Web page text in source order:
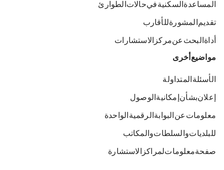
المساعدة السكنية في حالات الطوارئ
تقديم المشورة للأقارب
أداة البحث عن مركز الاستشارات
مواضيع أخرى
الأسئلة المتداولة
إعلان بشأن إمكانية الوصول
معلومات عن البوابة الرقمية الواحدة
للبلديات والسلطات والمكاتب
صفحة معلومات لمراكز الاستشارة